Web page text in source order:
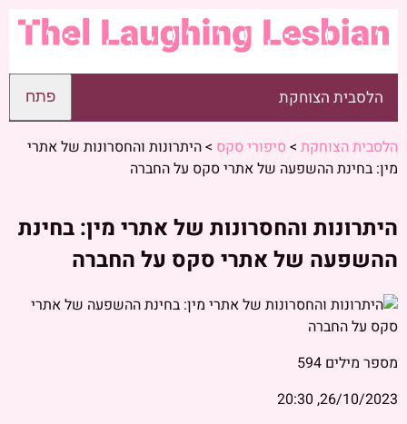
הלסבית הצוחקת פתח
הלסבית הצוחקת > סיפורי סקס >היתרונות והחסרונות של אתרי
מין: בחינת ההשפעה של אתרי סקס על החברה
היתרונות והחסרונות של אתרי מין: בחינת
ההשפעה של אתרי סקס על החברה
מספר מילים 594
26/10/2023, 20:30